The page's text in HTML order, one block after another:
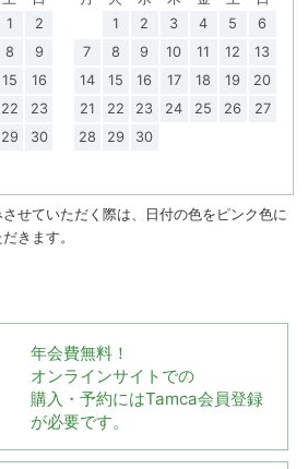
1
2
8
9
15
16
22
23
29
30
1
2 3 4 5
6
7
8 9 10 11 12
13
14
15 16 17 18 19
20
21
22 23 24 25 26
27
28
29 30
せていただく際は、日付の色をピンク色に
きます。
年会費無料！
オンラインサイトでの
購入・予約にはTamca会員登録
が必要です。